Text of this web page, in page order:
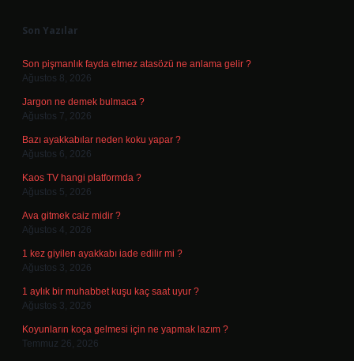
Son Yazılar
Son pişmanlık fayda etmez atasözü ne anlama gelir ?
Ağustos 8, 2026
Jargon ne demek bulmaca ?
Ağustos 7, 2026
Bazı ayakkabılar neden koku yapar ?
Ağustos 6, 2026
Kaos TV hangi platformda ?
Ağustos 5, 2026
Ava gitmek caiz midir ?
Ağustos 4, 2026
1 kez giyilen ayakkabı iade edilir mi ?
Ağustos 3, 2026
1 aylık bir muhabbet kuşu kaç saat uyur ?
Ağustos 3, 2026
Koyunların koça gelmesi için ne yapmak lazım ?
Temmuz 26, 2026